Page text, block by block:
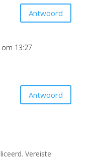
Antwoord
13:27
Antwoord
Vereiste